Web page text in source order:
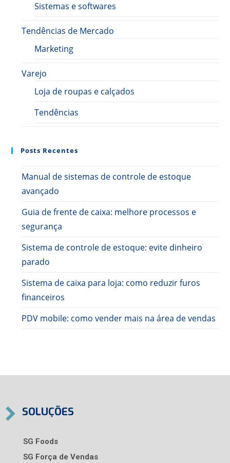
Sistemas e softwares
Tendências de Mercado
Marketing
Varejo
Loja de roupas e calçados
Tendências
Posts Recentes
Manual de sistemas de controle de estoque
avançado
Guia de frente de caixa: melhore processos e
segurança
Sistema de controle de estoque: evite dinheiro
parado
Sistema de caixa para loja: como reduzir furos
financeiros
PDV mobile: como vender mais na área de vendas
SOLUÇÕES
SG Foods
SG Força de Vendas